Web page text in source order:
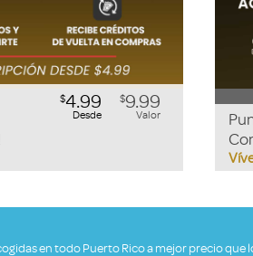
$4.99
Desde
$9.99
Valor
en todo Puerto Rico a mejor precio que